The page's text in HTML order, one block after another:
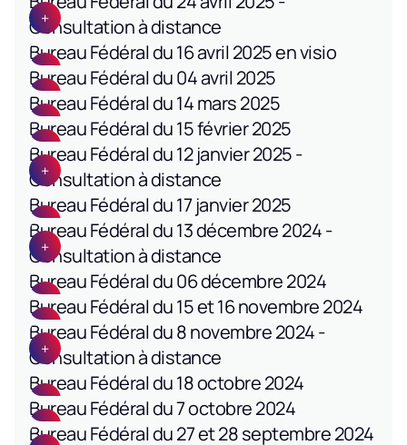
Consultation à distance
Bureau Fédéral du 16 avril 2025 en visio
Bureau Fédéral du 04 avril 2025
Bureau Fédéral du 14 mars 2025
Bureau Fédéral du 15 février 2025
Bureau Fédéral du 12 janvier 2025 -
Consultation à distance
Bureau Fédéral du 17 janvier 2025
Bureau Fédéral du 13 décembre 2024 -
Consultation à distance
Bureau Fédéral du 06 décembre 2024
Bureau Fédéral du 15 et 16 novembre 2024
Bureau Fédéral du 8 novembre 2024 -
Consultation à distance
Bureau Fédéral du 18 octobre 2024
Bureau Fédéral du 7 octobre 2024
Bureau Fédéral du 27 et 28 septembre 2024